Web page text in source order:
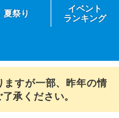
夏祭り
イベント
ランキング
すが一部、昨年の情
承ください。